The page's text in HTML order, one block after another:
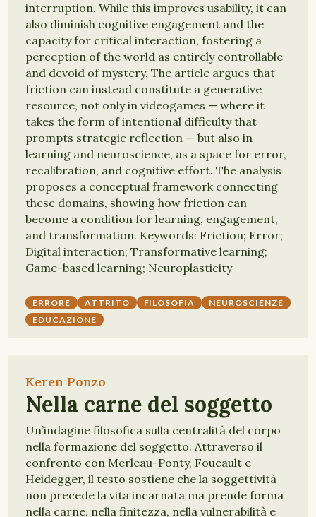
interruption. While this improves usability, it can
also diminish cognitive engagement and the
capacity for critical interaction, fostering a
perception of the world as entirely controllable
and devoid of mystery. The article argues that
friction can instead constitute a generative
resource, not only in videogames — where it
takes the form of intentional difficulty that
prompts strategic reflection — but also in
learning and neuroscience, as a space for error,
recalibration, and cognitive effort. The analysis
proposes a conceptual framework connecting
these domains, showing how friction can
become a condition for learning, engagement,
and transformation. Keywords: Friction; Error;
Digital interaction; Transformative learning;
Game-based learning; Neuroplasticity
ERRORE ATTRITO FILOSOFIA
NEUROSCIENZE
EDUCAZIONE
Keren Ponzo
Nella carne del soggetto
Un’indagine filosofica sulla centralità del corpo
nella formazione del soggetto. Attraverso il
confronto con Merleau-Ponty, Foucault e
Heidegger, il testo sostiene che la soggettività
non precede la vita incarnata ma prende forma
nella carne, nella finitezza, nella vulnerabilità e